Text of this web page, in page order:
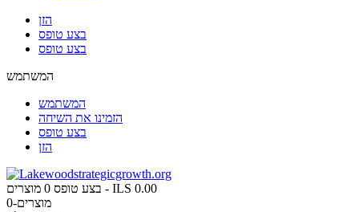
הזן
בצע טופס
בצע טופס
המשתמש
המשתמש
הזמינו את השיחה
בצע טופס
הזן
בצע טופס 0 מוצרים - ILS 0.00
0-מוצרים